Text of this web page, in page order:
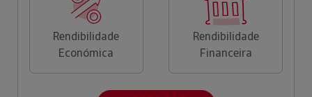
Rendibilidade
Económica
Rendibilidade
Financeira